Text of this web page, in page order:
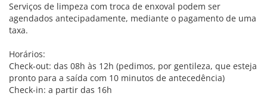
Serviços de limpeza com troca de enxoval podem ser
agendados antecipadamente, mediante o pagamento de uma
taxa.
Horários:
Check-out: das 08h às 12h (pedimos, por gentileza, que esteja
pronto para a saída com 10 minutos de antecedência)
Check-in: a partir das 16h